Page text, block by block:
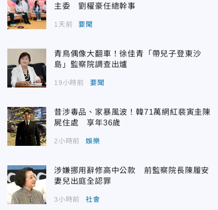
主委 劉櫂豪任總幹事
1天前 要聞
青鳥偶像大翻車！徐佳青「帶兒子登東沙
島」監察院調查出爐
19小時前 要聞
昔涉毒品、家暴風波！韓71萬網紅裴寅圭陳
屍住處 享年36歲
2小時前 娛樂
涉嫌挪用辭修高中公款 前監察院長陳履安
妻兒出庭全認罪
3小時前 社會